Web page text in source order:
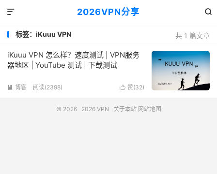
2026VPN分享 

共 1 篇文章
标签：iKuuu VPN
iKuuu VPN 怎么样？速度测试 | VPN服务
器地区 | YouTube 测试 | 下载测试
 赞(32)
 博客 阅读(2398)
© 2026 2026 VPN 关于本站 网站地图